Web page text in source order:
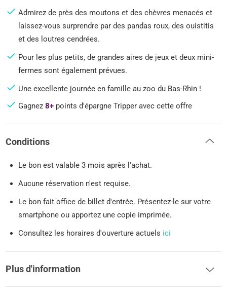
Admirez de près des moutons et des chèvres menacés et
laissez-vous surprendre par des pandas roux, des ouistitis
et des loutres cendrées.
Pour les plus petits, de grandes aires de jeux et deux mini-
fermes sont également prévues.
Une excellente journée en famille au zoo du Bas-Rhin !
Gagnez8+ points d'épargne Tripper avec cette offre
Conditions
Le bon est valable 3 mois après l'achat.
Aucune réservation n'est requise.
Le bon fait office de billet d'entrée. Présentez-le sur votre
smartphone ou apportez une copie imprimée.
Consultez les horaires d'ouverture actuels ici
Plus d'information